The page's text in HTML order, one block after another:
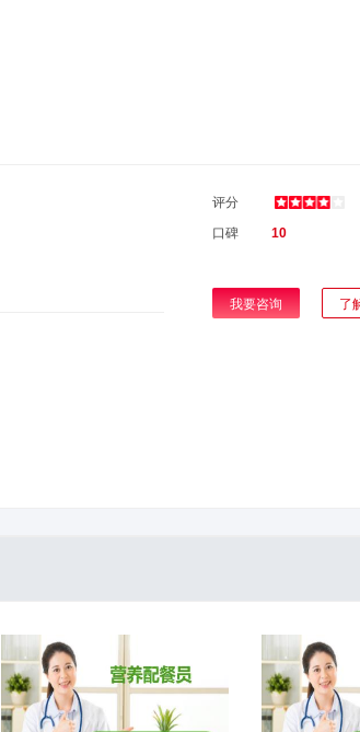
评分
口碑
10
我要咨询 了